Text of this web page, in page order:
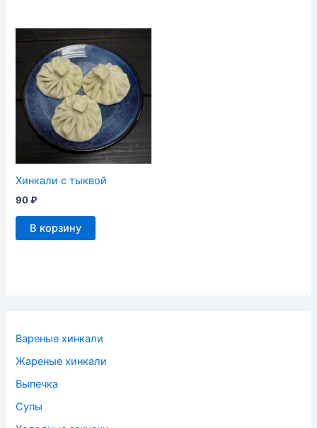
Вареные хинкали
Жареные хинкали
Выпечка
Супы
Хинкали с тыквой
90₽
В корзину